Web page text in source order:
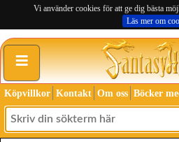
Vi använder cookies för att ge dig bästa
Läs mer om
≡
Köpvillkor Kontakt Om oss Böcker